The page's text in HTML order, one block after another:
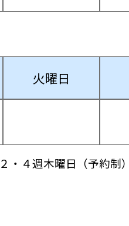
火曜日
４週木曜日（予約制）